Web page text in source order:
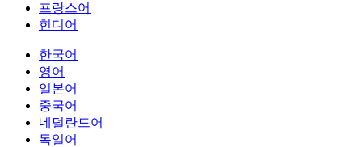
프랑스어
힌디어
한국어
영어
일본어
중국어
네덜란드어
독일어